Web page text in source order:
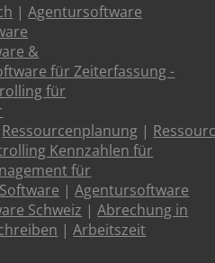
|Agentursoftware
&
für Zeiterfassung -
für
Ressourcenplanung |
Kennzahlen für
für
|Agentursoftware
Schweiz |Abrechung in
|Arbeitszeit